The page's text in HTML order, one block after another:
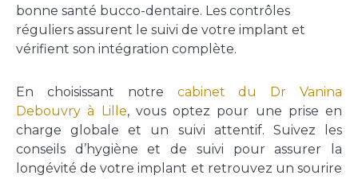
bonne santé bucco-dentaire. Les contrôles
réguliers assurent le suivi de votre implant et
vérifient son intégration complète.
En choisissant notre cabinet du Dr Vanina
Debouvry à Lille, vous optez pour une prise en
charge globale et un suivi attentif. Suivez les
conseils d’hygiène et de suivi pour assurer la
longévité de votre implant et retrouvez un sourire